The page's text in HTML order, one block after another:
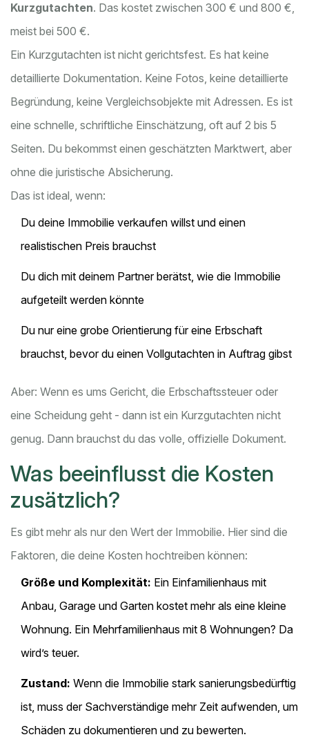
Kurzgutachten. Das kostet zwischen 300 € und 800 €,
meist bei 500 €.
Ein Kurzgutachten ist nicht gerichtsfest. Es hat keine
detaillierte Dokumentation. Keine Fotos, keine detaillierte
Begründung, keine Vergleichsobjekte mit Adressen. Es ist
eine schnelle, schriftliche Einschätzung, oft auf 2 bis 5
Seiten. Du bekommst einen geschätzten Marktwert, aber
ohne die juristische Absicherung.
Das ist ideal, wenn:
Du deine Immobilie verkaufen willst und einen
realistischen Preis brauchst
Du dich mit deinem Partner berätst, wie die Immobilie
aufgeteilt werden könnte
Du nur eine grobe Orientierung für eine Erbschaft
brauchst, bevor du einen Vollgutachten in Auftrag gibst
Aber: Wenn es ums Gericht, die Erbschaftssteuer oder
eine Scheidung geht - dann ist ein Kurzgutachten nicht
genug. Dann brauchst du das volle, offizielle Dokument.
Was beeinflusst die Kosten
zusätzlich?
Es gibt mehr als nur den Wert der Immobilie. Hier sind die
Faktoren, die deine Kosten hochtreiben können:
Größe und Komplexität: Ein Einfamilienhaus mit
Anbau, Garage und Garten kostet mehr als eine kleine
Wohnung. Ein Mehrfamilienhaus mit 8 Wohnungen? Da
wird’s teuer.
Zustand: Wenn die Immobilie stark sanierungsbedürftig
ist, muss der Sachverständige mehr Zeit aufwenden, um
Schäden zu dokumentieren und zu bewerten.